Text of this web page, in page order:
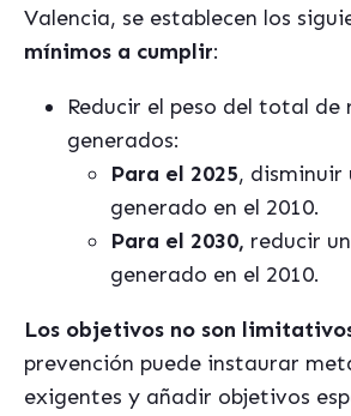
Valencia, se establecen los
mínimos a cumplir:
Reducir el peso del total de
generados:
Para el 2025, disminuir
generado en el 2010.
Para el 2030, reducir
generado en el 2010.
Los objetivos no son
prevención puede instaurar
exigentes y añadir objetivos